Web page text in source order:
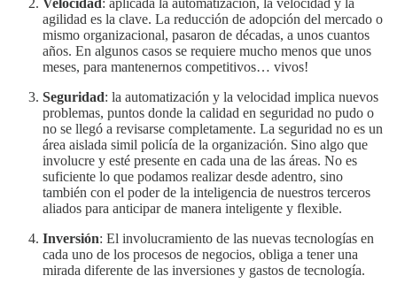
agilidad es la clave. La reducción de adopción del mercado o
mismo organizacional, pasaron de décadas, a unos cuantos
años. En algunos casos se requiere mucho menos que unos
meses, para mantenernos competitivos… vivos!
Seguridad: la automatización y la velocidad implica nuevos
problemas, puntos donde la calidad en seguridad no pudo o
no se llegó a revisarse completamente. La seguridad no es un
área aislada simil policía de la organización. Sino algo que
involucre y esté presente en cada una de las áreas. No es
suficiente lo que podamos realizar desde adentro, sino
también con el poder de la inteligencia de nuestros terceros
aliados para anticipar de manera inteligente y flexible.
Inversión: El involucramiento de las nuevas tecnologías en
cada uno de los procesos de negocios, obliga a tener una
mirada diferente de las inversiones y gastos de tecnología.